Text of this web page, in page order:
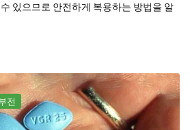
있으므로 안전하게 복용하는 방법을 알
전